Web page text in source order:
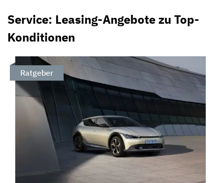
Service: Leasing-Angebote zu Top-
Konditionen
Ratgeber